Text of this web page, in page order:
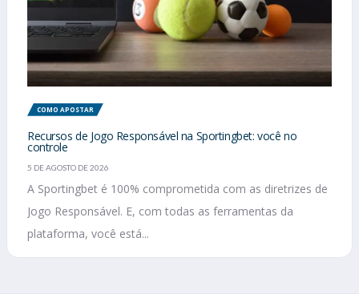
COMO APOSTAR
Recursos de Jogo Responsável na Sportingbet: você no
controle
5 DE AGOSTO DE 2026
A Sportingbet é 100% comprometida com as diretrizes de
Jogo Responsável. E, com todas as ferramentas da
plataforma, você está...